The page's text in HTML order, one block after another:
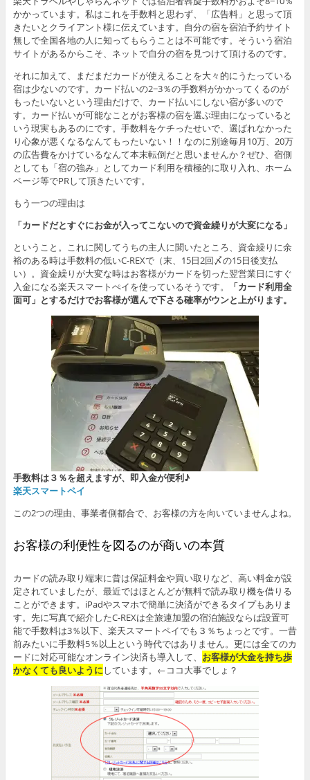
かかっています。私はこれを手数料と思わず、「広告料」と思って頂
きたいとクライアント様に伝えています。自分の宿を宿泊予約サイト
無しで全国各地の人に知ってもらうことは不可能です。そういう宿泊
サイトがあるからこそ、ネットで自分の宿を見つけて頂けるのです。
それに加えて、まだまだカードが使えることを大々的にうたっている
宿は少ないのです。カード払いの2−3％の手数料がかかってくるのが
もったいないという理由だけで、カード払いにしない宿が多いので
す。カード払いが可能なことがお客様の宿を選ぶ理由になっていると
いう現実もあるのにです。手数料をケチったせいで、選ばれなかった
り心象が悪くなるなんてもったいない！！なのに別途毎月10万、20万
の広告費をかけているなんて本末転倒だと思いませんか？ぜひ、宿側
としても「宿の強み」としてカード利用を積極的に取り入れ、ホーム
ページ等でPRして頂きたいです。
もう一つの理由は
「カードだとすぐにお金が入ってこないので資金繰りが大変になる」
ということ。これに関してうちの主人に聞いたところ、資金繰りに余
裕のある時は手数料の低いC-REXで（末、15日2回〆の15日後支払
い）。資金繰りが大変な時はお客様がカードを切った翌営業日にすぐ
入金になる楽天スマートぺイを使っているそうです。
「カード利用全
面可」とするだけでお客様が選んで下さる確率がウンと上がります。
手数料は３％を超えますが、即入金が便利♪
楽天スマートペイ
この2つの理由、事業者側都合で、お客様の方を向いていませんよね。
お客様の利便性を図るのが商いの本質
カードの読み取り端末に昔は保証料金や買い取りなど、高い料金が設
定されていましたが、最近ではほとんどが無料で読み取り機を借りる
ことができます。iPadやスマホで簡単に決済ができるタイプもありま
す。先に写真で紹介したC-REXは全旅連加盟の宿泊施設ならば設置可
能で手数料は3％以下、楽天スマートペイでも３％ちょっとです。一昔
前みたいに手数料5％以上という時代ではありません。更には全てのカ
ードに対応可能なオンライン決済も導入して、 お客様が大金を持ち歩
かなくても良いようにしています。←ココ大事でしょ？